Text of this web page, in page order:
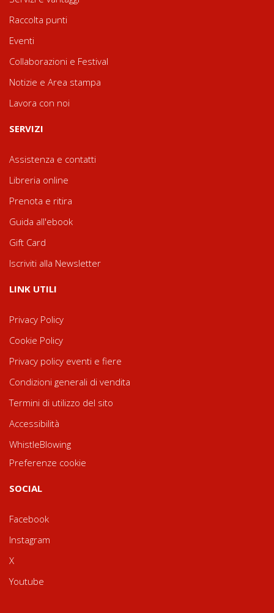
Raccolta punti
Eventi
Collaborazioni e Festival
Notizie e Area stampa
Lavora con noi
SERVIZI
Assistenza e contatti
Libreria online
Prenota e ritira
Guida all'ebook
Gift Card
Iscriviti alla Newsletter
LINK UTILI
Privacy Policy
Cookie Policy
Privacy policy eventi e fiere
Condizioni generali di vendita
Termini di utilizzo del sito
Accessibilità
WhistleBlowing
Preferenze cookie
SOCIAL
Facebook
Instagram
X
Youtube